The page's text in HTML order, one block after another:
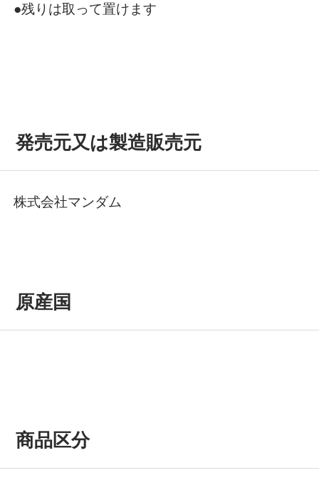
●残りは取って置けます
発売元又は製造販売元
株式会社マンダム
原産国
商品区分